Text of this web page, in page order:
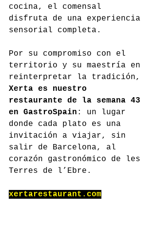
cocina, el comensal
disfruta de una experiencia
sensorial completa.
Por su compromiso con el
territorio y su maestría en
reinterpretar la tradición,
Xerta es nuestro
restaurante de la semana 43
en GastroSpain : un lugar
donde cada plato es una
invitación a viajar, sin
salir de Barcelona, al
corazón gastronómico de les
Terres de l’Ebre.
xertarestaurant.com